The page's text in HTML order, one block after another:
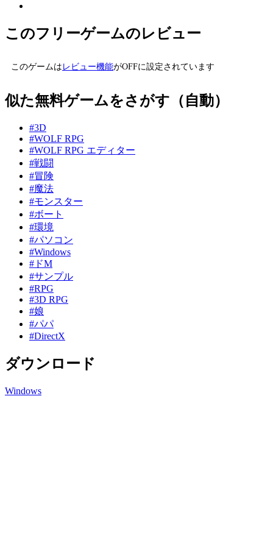
このフリーゲームのレビュー
このゲームは レビュー機能がOFFに設定されています
似た無料ゲームをさがす（自動）
#3D
#WOLF RPG
#WOLF RPG エディター
#戦闘
#冒険
#魔法
#モンスター
#ボート
#環境
#パソコン
#Windows
#ドM
#サンプル
#RPG
#3D RPG
#娘
#パパ
#DirectX
ダウンロード
Windows